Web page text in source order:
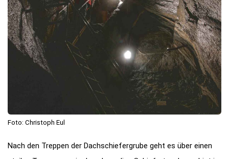
Foto: Christoph Eul
Nach den Treppen der Dachschiefergrube geht es über einen